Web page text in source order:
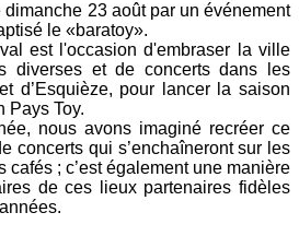
23 août par un événement
le «baratoy».
est l'occasion d'embraser la ville
diverses et de concerts dans les
d’Esquièze, pour lancer la saison
Pays Toy.
nous avons imaginé recréer ce
concerts qui s’enchaîneront sur les
cafés ; c’est également une manière
de ces lieux partenaires fidèles